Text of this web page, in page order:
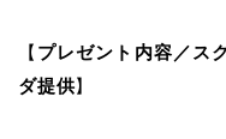
【 プレゼント内容／ス
ダ提供】